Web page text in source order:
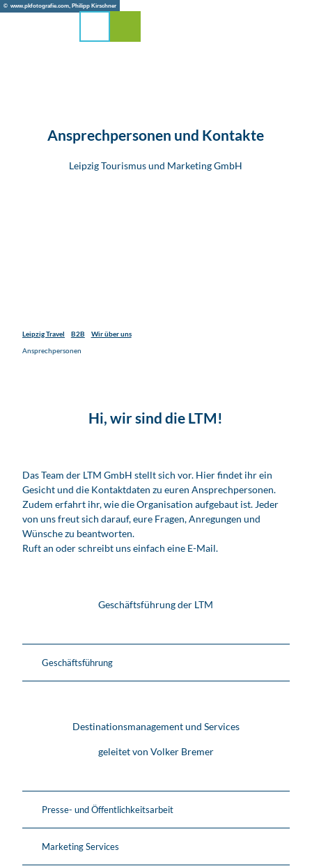
Z
Leipzig
© www.pkfotografie.com, Philipp Kirschner
Ansprechpersonen und Kontakte
Leipzig Tourismus und Marketing GmbH
Leipzig Travel B2B
Wir über uns
Ansprechpersonen
Hi, wir sind die LTM!
Das Team der LTM GmbH stellt sich vor. Hier findet ihr ein
Gesicht und die Kontaktdaten zu euren Ansprechpersonen.
Zudem erfahrt ihr, wie die Organisation aufgebaut ist. Jeder
von uns freut sich darauf, eure Fragen, Anregungen und
Wünsche zu beantworten.
Ruft an oder schreibt uns einfach eine E-Mail.
Geschäftsführung der LTM
Geschäftsführung
Destinationsmanagement und Services
geleitet von Volker Bremer
Presse- und Öffentlichkeitsarbeit
Marketing Services